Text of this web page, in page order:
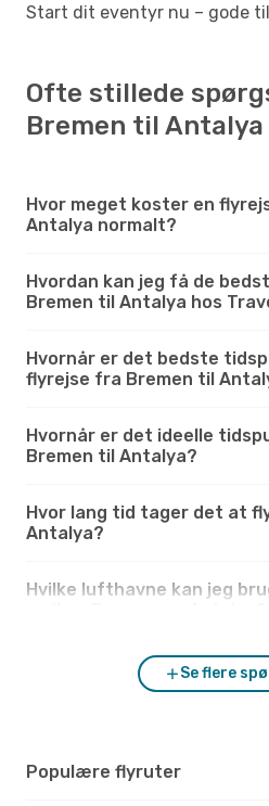
Start dit eventyr nu – gode
Ofte stillede
Bremen til Antalya
Hvor meget koster en
Antalya normalt?
Hvordan kan jeg få de
Bremen til Antalya hos
Hvornår er det bedste
flyrejse fra Bremen til
Hvornår er det ideelle
Bremen til Antalya?
Hvor lang tid tager det at
Antalya?
Hvilke lufthavne kan jeg
Se flere
Populære flyruter